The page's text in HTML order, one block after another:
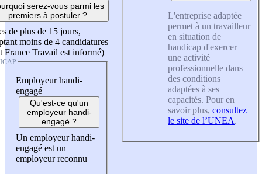
serez-vous parmi les
premiers à postuler ?
de plus de 15 jours,
moins de 4 candidatures
France Travail est informé)
Employeur handi-
engagé
Qu'est-ce qu'un
employeur handi-
engagé ?
Un employeur handi-
engagé est un
employeur reconnu
L'entreprise adaptée
permet à un travailleur
en situation de
handicap d'exercer
une activité
professionnelle dans
des conditions
adaptées à ses
capacités. Pour en
savoir plus, consultez
le site de l’UNEA.